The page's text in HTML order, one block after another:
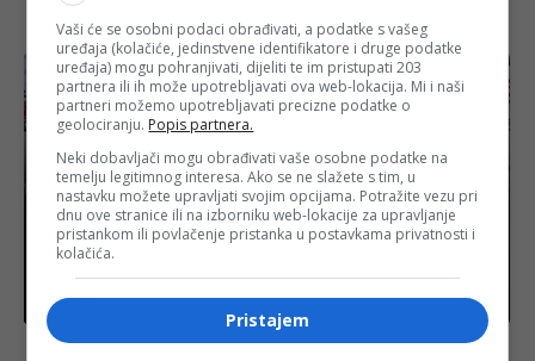
PREKINUTA SJEDNICA: Dok je Vukanović pričao o
propasti Elektroprivrede RS u NSRS nestalo struje
Izdvojeno
UZBUNA U WASHINGTONU: Sporazum s Iranom
Vaši će se osobni podaci obrađivati, a podatke s vašeg
uređaja (kolačiće, jedinstvene identifikatore i druge podatke
uređaja) mogu pohranjivati, dijeliti te im pristupati 203
partnera ili ih može upotrebljavati ova web-lokacija. Mi i naši
partneri možemo upotrebljavati precizne podatke o
geolociranju. Popis partnera.
Neki dobavljači mogu obrađivati vaše osobne podatke na
temelju legitimnog interesa. Ako se ne slažete s tim, u
nastavku možete upravljati svojim opcijama. Potražite vezu pri
dnu ove stranice ili na izborniku web-lokacije za upravljanje
pristankom ili povlačenje pristanka u postavkama privatnosti i
kolačića.
Pristajem